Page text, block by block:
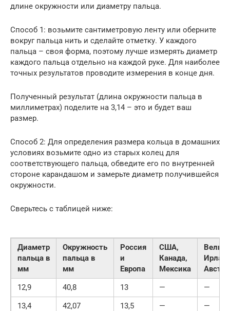
длине окружности или диаметру пальца.
Способ 1: возьмите сантиметровую ленту или оберните
вокруг пальца нить и сделайте отметку. У каждого
пальца – своя форма, поэтому лучше измерять диаметр
каждого пальца отдельно на каждой руке. Для наиболее
точных результатов проводите измерения в конце дня.
Полученный результат (длина окружности пальца в
миллиметрах) поделите на 3,14 – это и будет ваш
размер.
Способ 2: Для определения размера кольца в домашних
условиях возьмите одно из старых колец для
соответствующего пальца, обведите его по внутренней
стороне карандашом и замерьте диаметр получившейся
окружности.
Сверьтесь с таблицей ниже:
Диаметр
пальца в
мм
Окружность
пальца в
мм
Россия
и
Европа
США,
Канада,
Мексика
12,9
40,8 13 —
—
13,4
42,07 13,5 —
—